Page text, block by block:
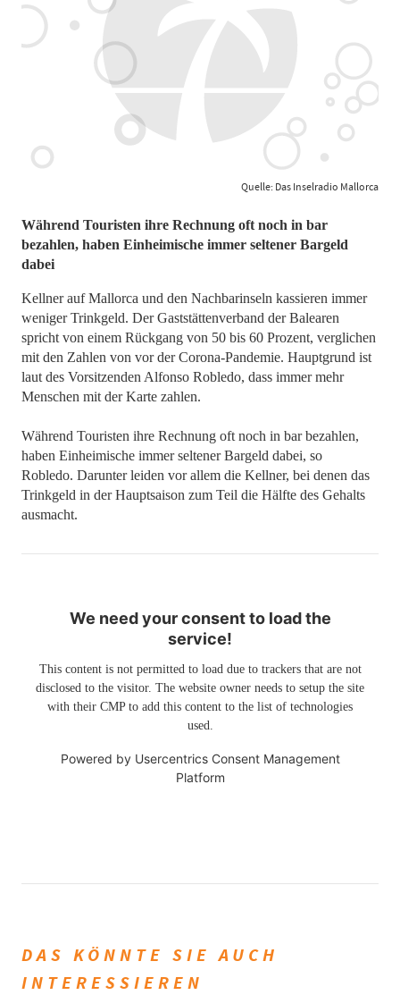
Quelle: Das Inselradio Mallorca
Während Touristen ihre Rechnung oft noch in bar
bezahlen, haben Einheimische immer seltener Bargeld
dabei
Kellner auf Mallorca und den Nachbarinseln kassieren immer
weniger Trinkgeld. Der Gaststättenverband der Balearen
spricht von einem Rückgang von 50 bis 60 Prozent, verglichen
mit den Zahlen von vor der Corona-Pandemie. Hauptgrund ist
laut des Vorsitzenden Alfonso Robledo, dass immer mehr
Menschen mit der Karte zahlen.
Während Touristen ihre Rechnung oft noch in bar bezahlen,
haben Einheimische immer seltener Bargeld dabei, so
Robledo. Darunter leiden vor allem die Kellner, bei denen das
Trinkgeld in der Hauptsaison zum Teil die Hälfte des Gehalts
ausmacht.
We need your consent to load the
service!
This content is not permitted to load due to trackers that are not
disclosed to the visitor. The website owner needs to setup the site
with their CMP to add this content to the list of technologies
used.
Powered by Usercentrics Consent Management
Platform
DAS KÖNNTE SIE AUCH
INTERESSIEREN